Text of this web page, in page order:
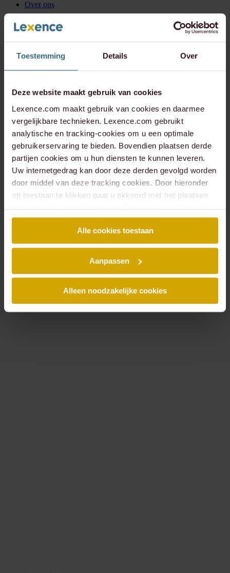
Toestemming Details Over
Deze website maakt gebruik van cookies
Lexence.com maakt gebruik van cookies en daarmee
vergelijkbare technieken. Lexence.com gebruikt
analytische en tracking-cookies om u een optimale
gebruikerservaring te bieden. Bovendien plaatsen derde
partijen cookies om u hun diensten te kunnen leveren.
Uw internetgedrag kan door deze derden gevolgd worden
door middel van deze tracking cookies. Door hieronder
op toestaan te klikken gaat u akkoord met het plaatsen
van cookies. Lees hier onze volledigecookiestatement.
Alle cookies toestaan
Aanpassen
Alleen noodzakelijke cookies
Over ons
Over Lexence
Internationaal
ESG Visie
ESG Boutique
Koninklijke Nederlandse Roeibond
ARTIS
Meer over ons
Expertises
Alle expertises
Banking & Finance
Corporate & Commercial
Corporate / M&A
Huurrecht
Litigation
Notariaat ondernemingsrecht
Notariaat vastgoedrecht
Technology & Data
Vastgoedontwikkeling & -transacties
Alle Expertises
Jubileumboek
Recente zaken
Blog
Publicaties
Thema's